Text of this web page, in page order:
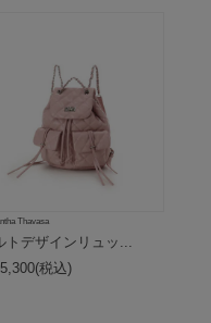
Thavasa
トデザインリュッ...
税込)